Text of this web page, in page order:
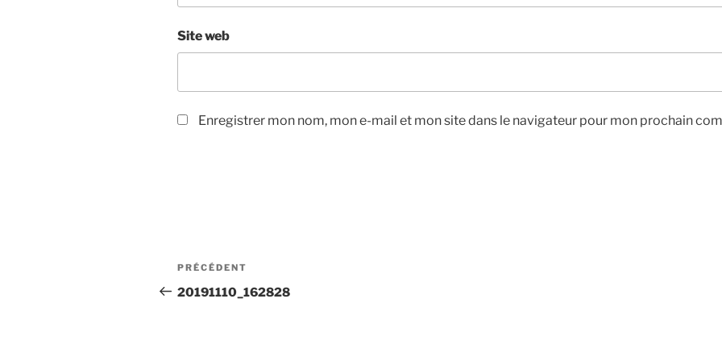
Site web
Enregistrer mon nom, mon e-mail et mon site dans le navigateur pour mon prochain
Navigation
de
Article
précédent
PRÉCÉDENT
20191110_162828